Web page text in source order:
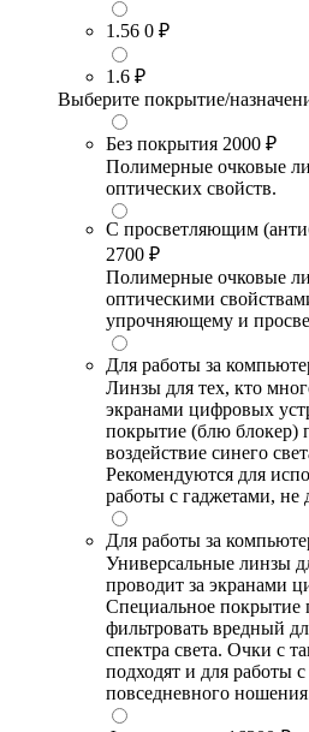
1.56 0 ₽
1.6 ₽
Выберите покрытие/
Без покрытия 2000 ₽
Полимерные очковые
оптических свойств.
С просветляющим
2700 ₽
Полимерные очковые
оптическими
упрочняющему и
Для работы за
Линзы для тех, кто
экранами цифровых
покрытие (блю блокер)
воздействие синего
Рекомендуются для
работы с гаджетами, не
Для работы за
Универсальные линзы
проводит за экранами
Специальное покрытие
фильтровать вредный
спектра света. Очки с
подходят и для работы
повседневного